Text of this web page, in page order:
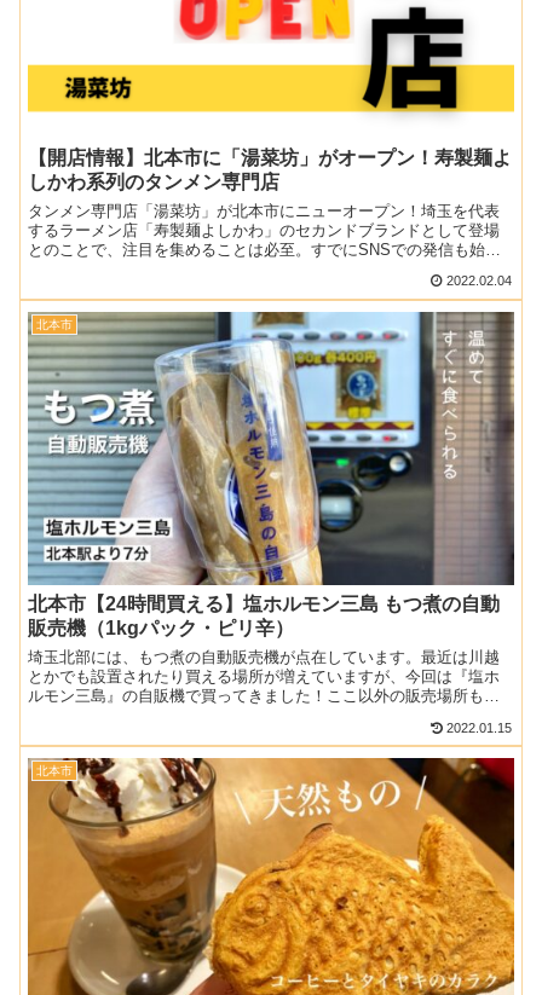
【開店情報】北本市に「湯菜坊」がオープン！寿製麺よ
しかわ系列のタンメン専門店
タンメン専門店「湯菜坊」が北本市にニューオープン！埼玉を代表
するラーメン店「寿製麺よしかわ」のセカンドブランドとして登場
とのことで、注目を集めることは必至。すでにSNSでの発信も始ま
2022.02.04
北本市
北本市【24時間買える】塩ホルモン三島 もつ煮の自動
販売機（1kgパック・ピリ辛）
埼玉北部には、もつ煮の自動販売機が点在しています。最近は川越
とかでも設置されたり買える場所が増えていますが、今回は『塩ホ
ルモン三島』の自販機で買ってきました！ここ以外の販売場所も記
2022.01.15
北本市